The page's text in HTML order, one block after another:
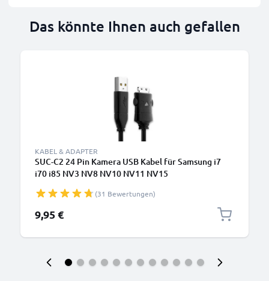
Das könnte Ihnen auch gefallen
KABEL & ADAPTER
SUC-C2 24 Pin Kamera USB Kabel für Samsung i7
i70 i85 NV3 NV8 NV10 NV11 NV15
(31 Bewertungen)
9,95 €